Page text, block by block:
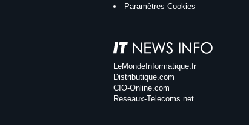
Paramètres Cookies
LeMondeInformatique.fr
Distributique.com
CIO-Online.com
Reseaux-Telecoms.net